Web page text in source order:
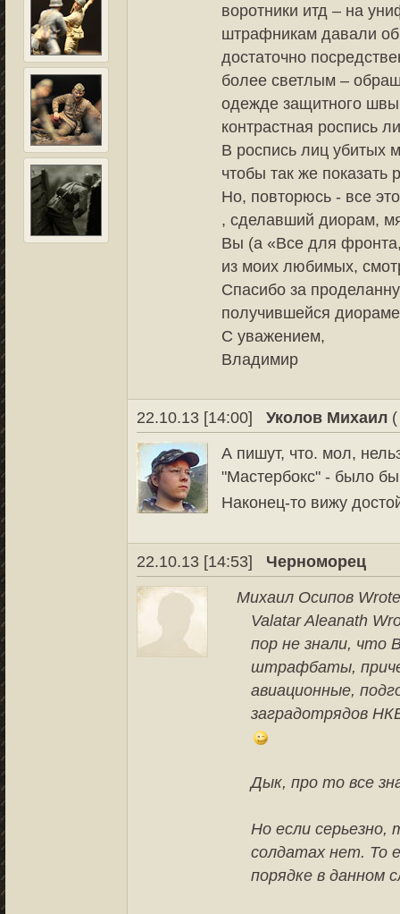
воротники итд – на
штрафникам давали
достаточно
более светлым –
одежде защитного
контрастная роспись
В роспись лиц убитых
чтобы так же показать
Но, повторюсь - все
, сделавший диорам,
Вы (а «Все для
из моих любимых,
Спасибо за
получившейся
С уважением,
Владимир
22.10.13 [14:00] Уколов Михаил
А пишут, что. мол,
"Мастербокс" - было бы
Наконец-то вижу
22.10.13 [14:53]
Черноморец
Михаил Осипов
Valatar Aleanath
пор не знали, что
штрафбаты,
авиационные,
заградотрядов
Дык, про то все
Но если серьезно,
солдатах нет. То
порядке в данном